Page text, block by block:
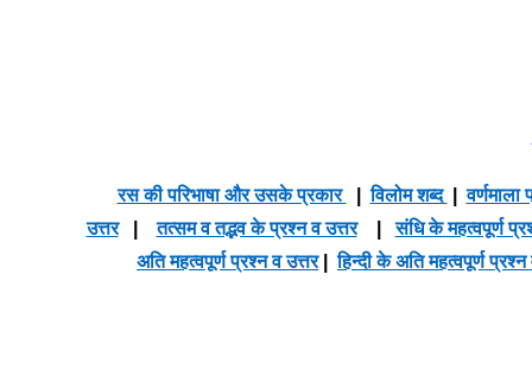
रस की परिभाषा और उसके प्रकार |विलोम शब्द |वर्णमाला
उत्तर|तत्सम व तद्भव के प्रश्न व उत्तर|संधि के महत्वपूर्ण
अति महत्वपूर्ण प्रश्न व उत्तर|हिन्दी के अति महत्वपूर्ण प्रश्न